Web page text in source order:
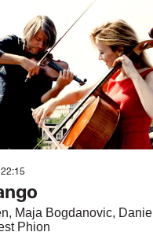
Maja Bogdanovic, Daniel
Phion